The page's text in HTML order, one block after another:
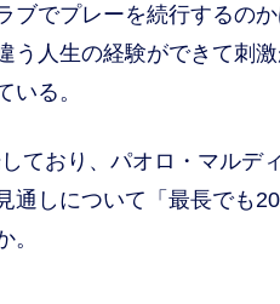
でプレーを続行するの
う人生の経験ができて刺
いる。
ており、パオロ・マルデ
通しについて「最長でも
。